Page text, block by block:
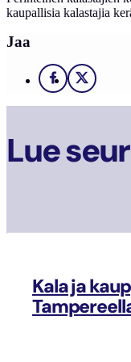
kaupallisia kalastajia
Jaa
Facebook
X
Lue
Kala ja